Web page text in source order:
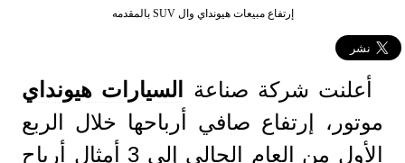
إرتفاع مبيعات هيونداي وال SUV بالمقدمه
أعلنت شركة صناعة
لسيارات هيونداي
موتور، إرتفاع صافي أرباحها خلال الربع
الأول من العام الحالي إلى 3 أمثال أرباح